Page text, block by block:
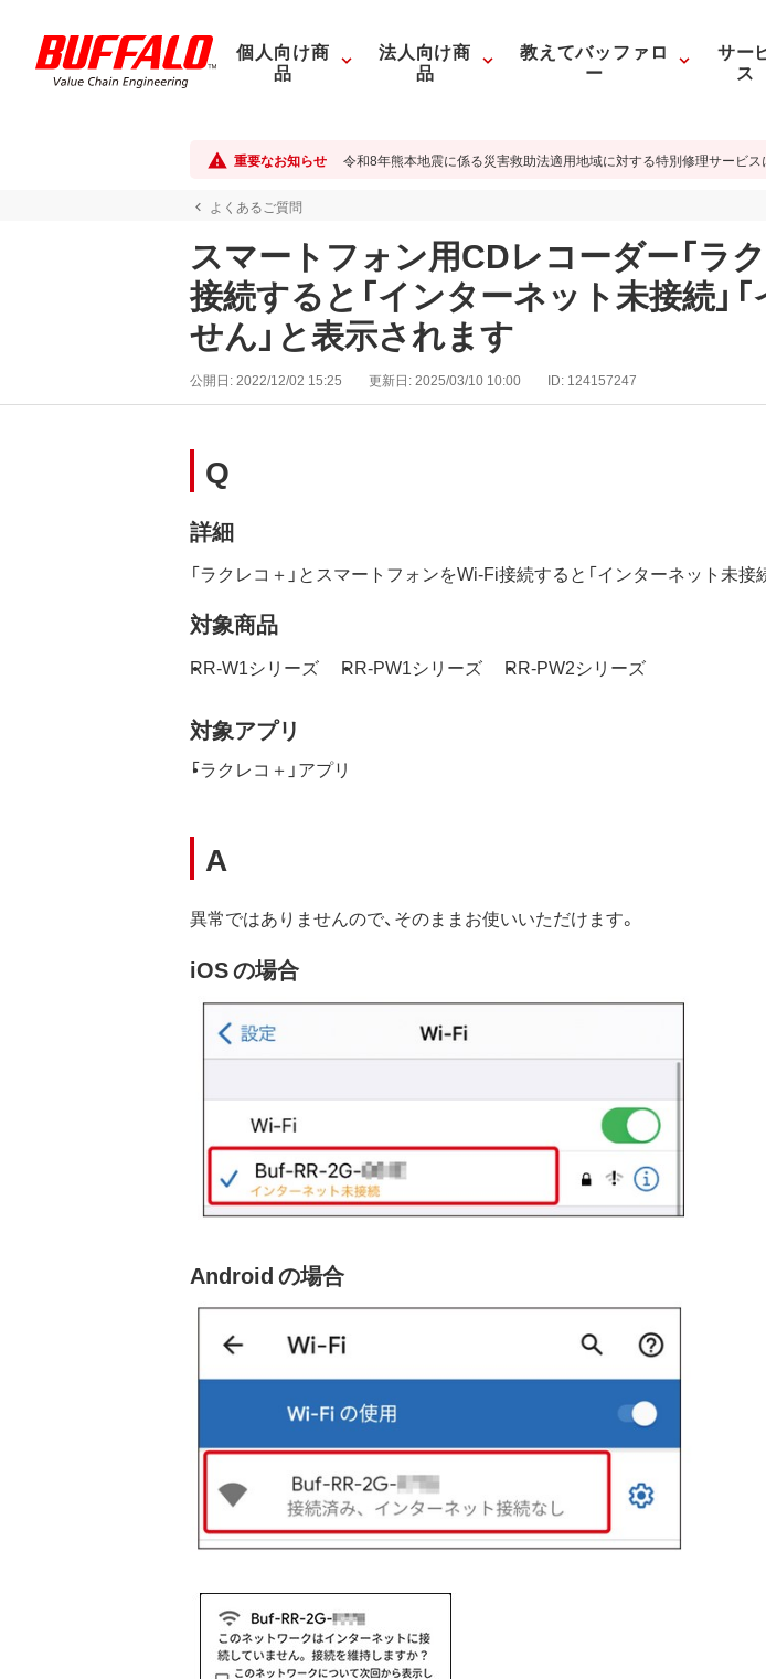
個人向け商
品
法人向け商
品
教えてバッファロ
ー
サー
ス
重要なお知らせ 令和8年熊本地震に係る災害救助法適用地域に対する特別修理サービス
よくあるご質問
スマートフォン用CDレコーダー「ラ
接続すると「インターネット未接続」
せん」と表示されます
公開日:2022/12/02 15:25 更新日:2025/03/10 10:00 ID: 124157247
Q
詳細
「ラクレコ＋」とスマートフォンをWi-Fi接続すると「インターネット未
対象商品
RR-W1シリーズ RR-PW1シリーズ RR-PW2シリーズ
対象アプリ
「ラクレコ＋」アプリ
A
異常ではありませんので、そのままお使いいただけます。
iOS の場合
Android の場合